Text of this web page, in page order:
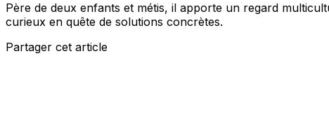
Père de deux enfants et métis, il apporte un regard
curieux en quête de solutions concrètes.
Partager cet article